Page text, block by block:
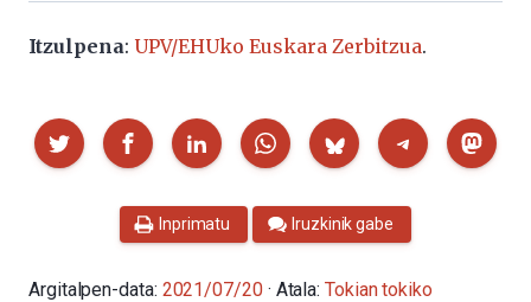
Itzulpena: UPV/EHUko Euskara Zerbitzua.
Partekatu
Inprimatu Iruzkinik gabe
Argitalpen-data: 2021/07/20 · Atala:Tokian tokiko